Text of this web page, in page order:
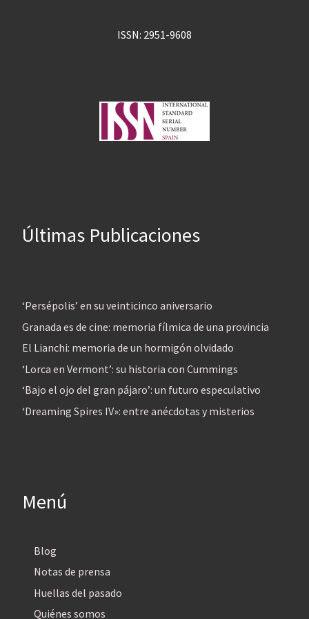
ISSN: 2951-9608
Últimas Publicaciones
‘Persépolis’ en su veinticinco aniversario
Granada es de cine: memoria fílmica de una provincia
El Lianchi: memoria de un hormigón olvidado
‘Lorca en Vermont’: su historia con Cummings
‘Bajo el ojo del gran pájaro’: un futuro especulativo
‘Dreaming Spires IV»: entre anécdotas y misterios
Menú
Blog
Notas de prensa
Huellas del pasado
Quiénes somos